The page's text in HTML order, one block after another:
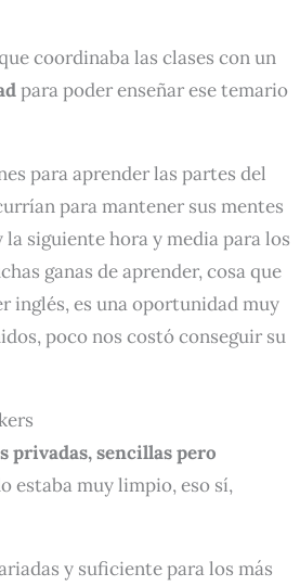
coordinaba las clases con un
para poder enseñar ese temario
para aprender las partes del
para mantener sus mentes
siguiente hora y media para los
ganas de aprender, cosa que
inglés, es una oportunidad muy
poco nos costó conseguir su
privadas, sencillas pero
estaba muy limpio, eso sí,
y suficiente para los más